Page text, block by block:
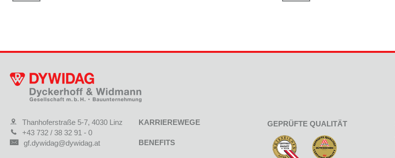
Thanhoferstraße 5-7, 4030 Linz
+43 732 / 38 32 91 - 0
gf.dywidag@dywidag.at
KARRIEREWEGE
BENEFITS
GEPRÜFTE QUALITÄT